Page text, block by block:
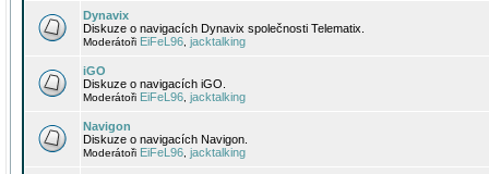
Dynavix
Diskuze o navigacích Dynavix společnosti Telematix.
Moderátoři EiFeL96 jacktalking
iGO
Diskuze o navigacích iGO.
Moderátoři EiFeL96 jacktalking
Navigon
Diskuze o navigacích Navigon.
Moderátoři EiFeL96 jacktalking